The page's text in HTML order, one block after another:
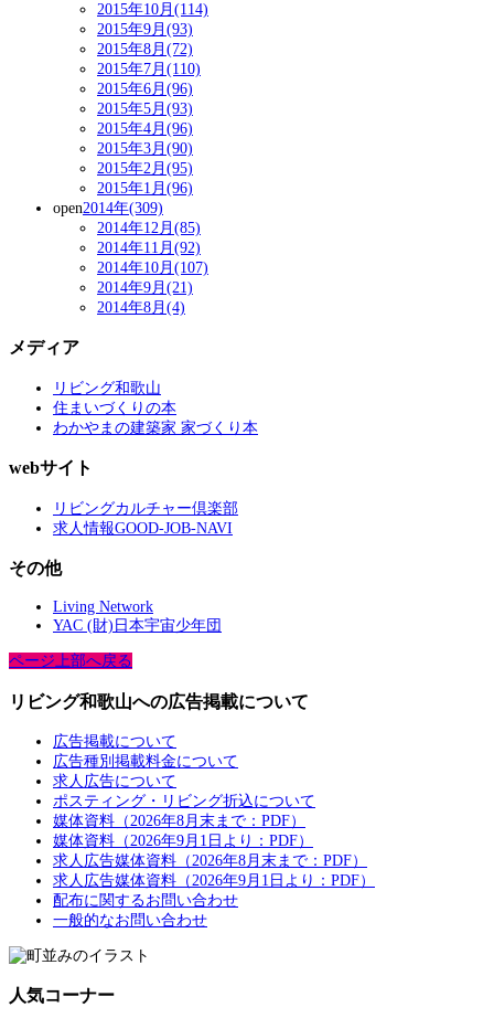
2015年10月(114)
2015年9月(93)
2015年8月(72)
2015年7月(110)
2015年6月(96)
2015年5月(93)
2015年4月(96)
2015年3月(90)
2015年2月(95)
2015年1月(96)
open2014年(309)
2014年12月(85)
2014年11月(92)
2014年10月(107)
2014年9月(21)
2014年8月(4)
メディア
リビング和歌山
住まいづくりの本
わかやまの建築家 家づくり本
webサイト
リビングカルチャー倶楽部
求人情報GOOD-JOB-NAVI
その他
Living Network
YAC (財)日本宇宙少年団
ページ上部へ戻る
リビング和歌山への広告掲載について
広告掲載について
広告種別掲載料金について
求人広告について
ポスティング・リビング折込について
媒体資料（2026年8月末まで：PDF）
媒体資料（2026年9月1日より：PDF）
求人広告媒体資料（2026年8月末まで：PDF）
求人広告媒体資料（2026年9月1日より：PDF）
配布に関するお問い合わせ
一般的なお問い合わせ
人気コーナー